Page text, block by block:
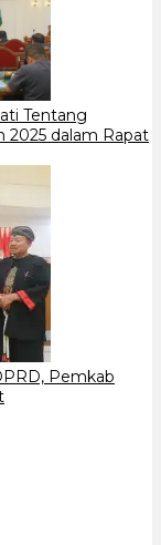
Tentang
2025 dalam Rapat
Pemkab